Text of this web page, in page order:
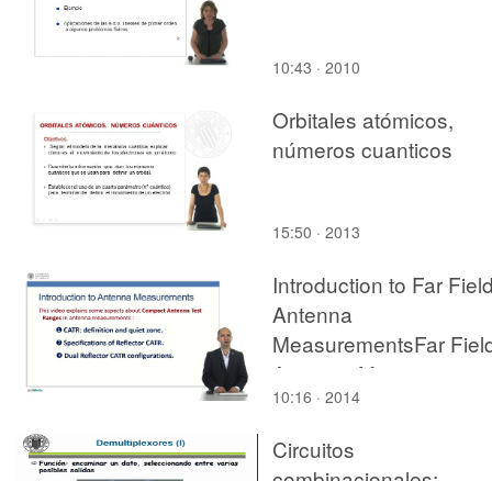
10:43 · 2010
Orbitales atómicos,
números cuanticos
15:50 · 2013
Introduction to Far
Antenna
MeasurementsFar
Antenna
design criteriaCompact
10:16 · 2014
Circuitos